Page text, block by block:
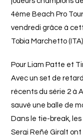
4ème Beach Pro
vendredi grâce à
Tobia Marchetto (ITA).
Pour Liam Patte et
Avec un set de
récents du série 2 à
sauvé une balle de
Dans le tie-break,
Sergi Reñé Giralt